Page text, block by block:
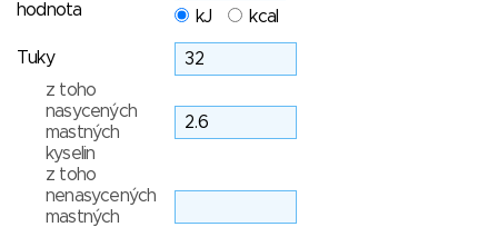
hodnota
kJ kcal
Tuky
z toho
nasycených
mastných
kyselin
z toho
nenasycených
mastných